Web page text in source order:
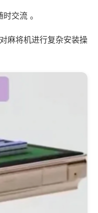
交流 。
麻将机进行复杂安装操